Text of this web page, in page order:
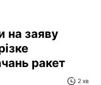
на заяву
ракет
2 хв